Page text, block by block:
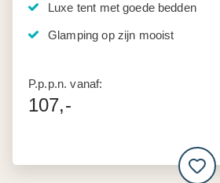
Luxe tent met goede bedden
Glamping op zijn mooist
P.p.p.n. vanaf:
107,-